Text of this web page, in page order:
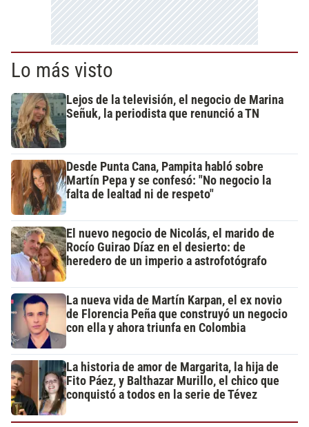
Lo más visto
Lejos de la televisión, el negocio de Marina
Señuk, la periodista que renunció a TN
Desde Punta Cana, Pampita habló sobre
Martín Pepa y se confesó: "No negocio la
falta de lealtad ni de respeto"
El nuevo negocio de Nicolás, el marido de
Rocío Guirao Díaz en el desierto: de
heredero de un imperio a astrofotógrafo
La nueva vida de Martín Karpan, el ex novio
de Florencia Peña que construyó un negocio
con ella y ahora triunfa en Colombia
La historia de amor de Margarita, la hija de
Fito Páez, y Balthazar Murillo, el chico que
conquistó a todos en la serie de Tévez